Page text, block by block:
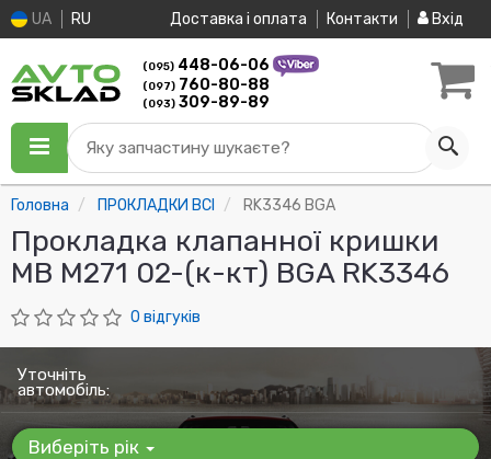
UA RU Доставка і оплата Контакти Вхід
(095) 448-06-06
(097) 760-80-88
(093) 309-89-89
Яку запчастину шукаєте?
Головна ПРОКЛАДКИ ВСІ RK3346 BGA
Прокладка клапанної кришки
MB M271 02-(к-кт) BGA RK3346
0 відгуків
Уточніть
автомобіль:
Виберіть рік